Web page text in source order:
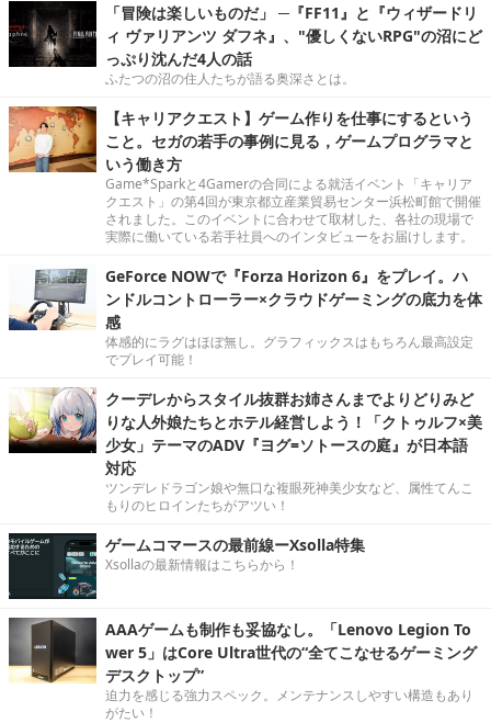
「冒険は楽しいものだ」 ─『FF11』と『ウィザードリ
ィ ヴァリアンツ ダフネ』、"優しくないRPG"の沼にど
っぷり沈んだ4人の話
ふたつの沼の住人たちが語る奥深さとは。
【キャリアクエスト】ゲーム作りを仕事にするという
こと。セガの若手の事例に見る，ゲームプログラマと
いう働き方
Game*Sparkと4Gamerの合同による就活イベント「キャリア
クエスト」の第4回が東京都立産業貿易センター浜松町館で開催
されました。このイベントに合わせて取材した、各社の現場で
実際に働いている若手社員へのインタビューをお届けします。
GeForce NOWで『Forza Horizon 6』をプレイ。ハ
ンドルコントローラー×クラウドゲーミングの底力を体
感
体感的にラグはほぼ無し。グラフィックスはもちろん最高設定
でプレイ可能！
クーデレからスタイル抜群お姉さんまでよりどりみど
りな人外娘たちとホテル経営しよう！「クトゥルフ×美
少女」テーマのADV『ヨグ=ソトースの庭』が日本語
対応
ツンデレドラゴン娘や無口な複眼死神美少女など、属性てんこ
もりのヒロインたちがアツい！
ゲームコマースの最前線ーXsolla特集
Xsollaの最新情報はこちらから！
AAAゲームも制作も妥協なし。「Lenovo Legion To
wer 5」はCore Ultra世代の“全てこなせるゲーミング
デスクトップ”
迫力を感じる強力スペック。メンテナンスしやすい構造もあり
がたい！